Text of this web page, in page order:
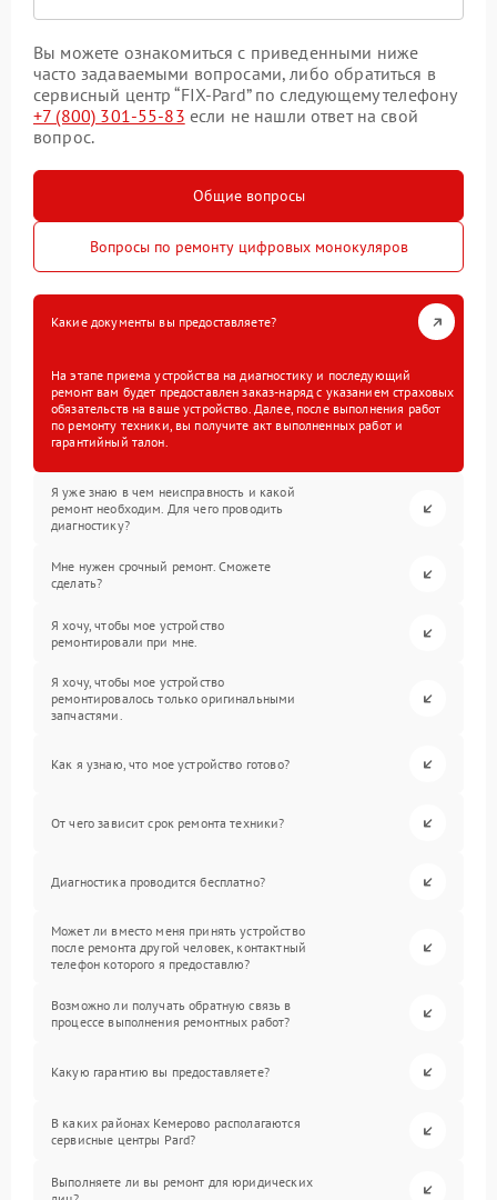
Вы можете ознакомиться с приведенными ниже
часто задаваемыми вопросами, либо обратиться в
сервисный центр “FIX-Pard” по следующему телефону
+7 (800) 301-55-83 если не нашли ответ на свой
вопрос.
Общие вопросы
Вопросы по ремонту цифровых монокуляров
Какие документы вы предоставляете?
На этапе приема устройства на диагностику и последующий
ремонт вам будет предоставлен заказ-наряд с указанием страховых
обязательств на ваше устройство. Далее, после выполнения работ
по ремонту техники, вы получите акт выполненных работ и
гарантийный талон.
Я уже знаю в чем неисправность и какой
ремонт необходим. Для чего проводить
диагностику?
Мне нужен срочный ремонт. Сможете
сделать?
Я хочу, чтобы мое устройство
ремонтировали при мне.
Я хочу, чтобы мое устройство
ремонтировалось только оригинальными
запчастями.
Как я узнаю, что мое устройство готово?
От чего зависит срок ремонта техники?
Диагностика проводится бесплатно?
Может ли вместо меня принять устройство
после ремонта другой человек, контактный
телефон которого я предоставлю?
Возможно ли получать обратную связь в
процессе выполнения ремонтных работ?
Какую гарантию вы предоставляете?
В каких районах Кемерово располагаются
сервисные центры Pard?
Выполняете ли вы ремонт для юридических